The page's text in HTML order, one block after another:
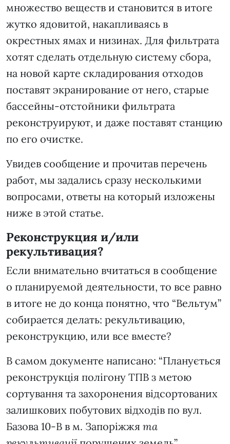
множество веществ и становится в итоге
жутко ядовитой, накапливаясь в
окрестных ямах и низинах. Для фильтрата
хотят сделать отдельную систему сбора,
на новой карте складирования отходов
поставят экранирование от него, старые
бассейны-отстойники фильтрата
реконструируют, и даже поставят станцию
по его очистке.
Увидев сообщение и прочитав перечень
работ, мы задались сразу несколькими
вопросами, ответы на который изложены
ниже в этой статье.
Реконструкция и/или
рекультивация?
Если внимательно вчитаться в сообщение
о планируемой деятельности, то все равно
в итоге не до конца понятно, что “Вельтум”
собирается делать: рекультивацию,
реконструкцию, или все вместе?
В самом документе написано: “Планується
реконструкція полігону ТПВ з метою
сортування та захоронения відсортованих
залишкових побутових відходів по вул.
Базова 10-В в м. Запоріжжя та